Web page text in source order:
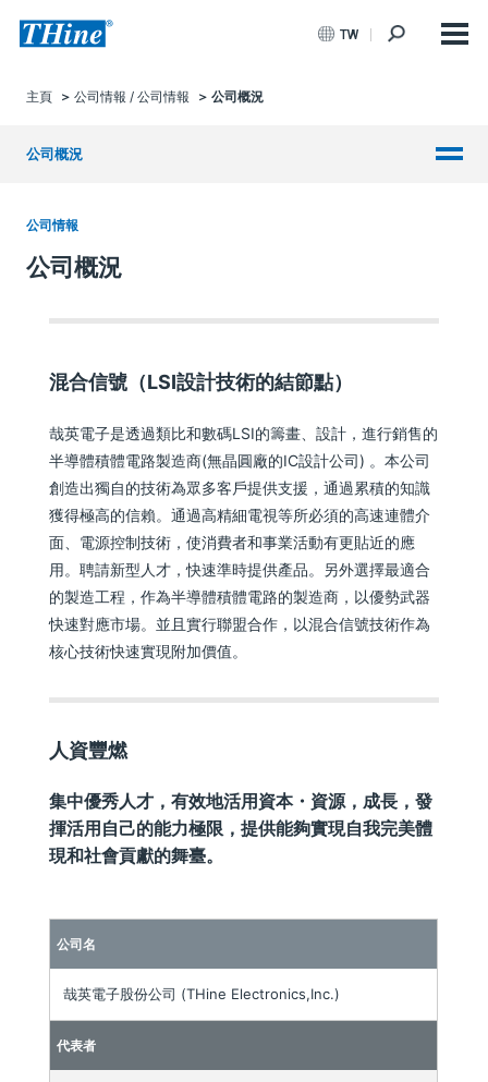
TW
主頁 公司情報 / 公司情報 公司概況
公司概況
公司情報
公司概況
混合信號（LSI設計技術的結節點）
哉英電子是透過類比和數碼LSI的籌畫、設計，進行銷售的
半導體積體電路製造商(無晶圓廠的IC設計公司) 。本公司
創造出獨自的技術為眾多客戶提供支援，通過累積的知識
獲得極高的信賴。通過高精細電視等所必須的高速連體介
面、電源控制技術，使消費者和事業活動有更貼近的應
用。聘請新型人才，快速準時提供產品。另外選擇最適合
的製造工程，作為半導體積體電路的製造商，以優勢武器
快速對應市場。並且實行聯盟合作，以混合信號技術作為
核心技術快速實現附加價值。
人資豐燃
集中優秀人才，有效地活用資本・資源，成長，發
揮活用自己的能力極限，提供能夠實現自我完美體
現和社會貢獻的舞臺。
公司名
哉英電子股份公司 (THine Electronics,Inc.)
代表者